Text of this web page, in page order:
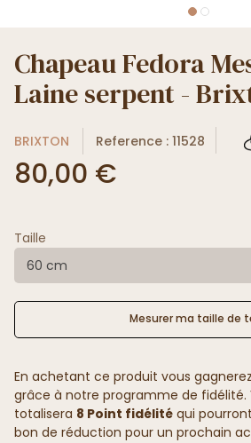
Chapeau Fedora
Laine serpent -
BRIXTON Reference : 11528
80,00 €
Taille
60 cm
Mesurer ma taille de
En achetant ce produit vous gagnerez
grâce à notre programme de fidélité.
totalisera 8 Point fidélité qui
bon de réduction pour un prochain